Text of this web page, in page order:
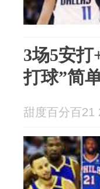
3场5安打
打球”简
甜度百分百21